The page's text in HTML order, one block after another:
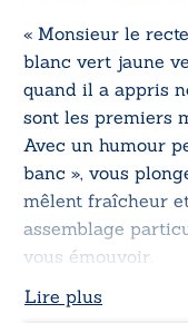
« Monsieur le
blanc vert jaune
quand il a appris
sont les premiers
Avec un humour
banc », vous
mêlent fraîcheur
assemblage
vous émouvoir.
Lire plus